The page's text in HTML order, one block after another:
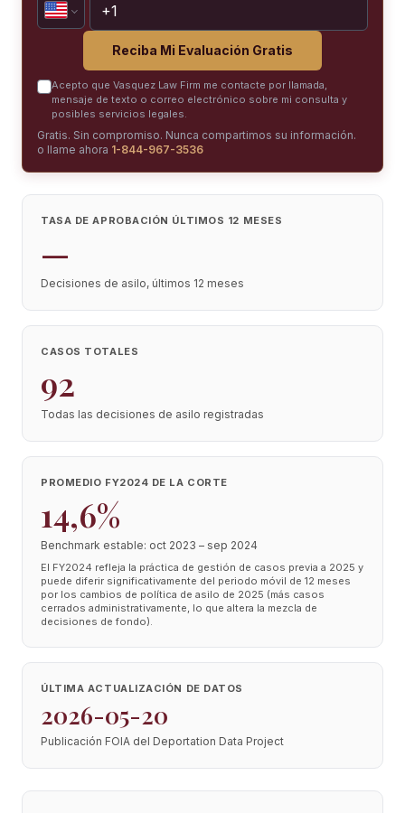
Reciba Mi Evaluación Gratis
Acepto que Vasquez Law Firm me contacte por llamada,
mensaje de texto o correo electrónico sobre mi consulta y
posibles servicios legales.
Gratis. Sin compromiso. Nunca compartimos su información.
o llame ahora 1-844-967-3536
TASA DE APROBACIÓN ÚLTIMOS 12 MESES
—
Decisiones de asilo, últimos 12 meses
CASOS TOTALES
92
Todas las decisiones de asilo registradas
PROMEDIO FY2024 DE LA CORTE
14,6%
Benchmark estable: oct 2023 – sep 2024
El FY2024 refleja la práctica de gestión de casos previa a 2025 y
puede diferir significativamente del periodo móvil de 12 meses
por los cambios de política de asilo de 2025 (más casos
cerrados administrativamente, lo que altera la mezcla de
decisiones de fondo).
ÚLTIMA ACTUALIZACIÓN DE DATOS
2026-05-20
Publicación FOIA del Deportation Data Project